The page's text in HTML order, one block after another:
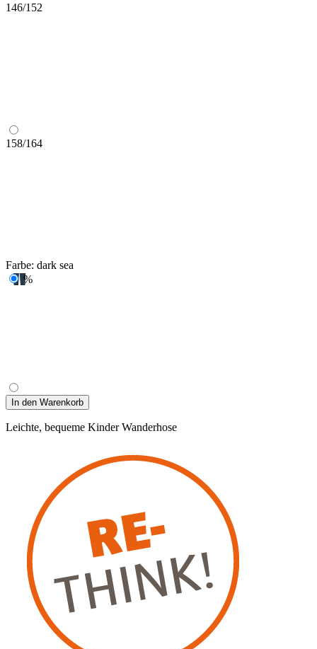
146/152
158/164
Farbe: dark sea
%
In den Warenkorb
Leichte, bequeme Kinder Wanderhose